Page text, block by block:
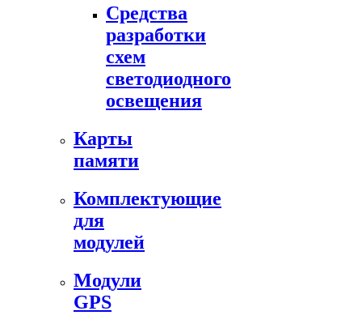
Средства
разработки
схем
светодиодного
освещения
Карты
памяти
Комплектующие
для
модулей
Модули
GPS